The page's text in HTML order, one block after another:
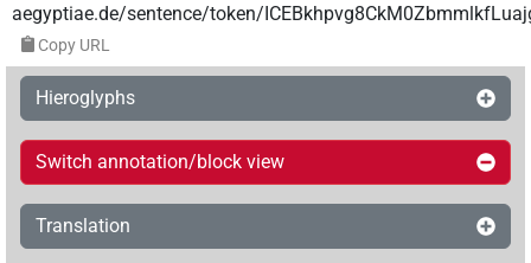
aegyptiae.de/sentence/token/
Copy URL
Hieroglyphs
Switch annotation/block view
Translation